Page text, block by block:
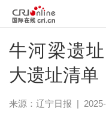
牛河梁遗
大遗址清单
来源： 辽宁日报 |